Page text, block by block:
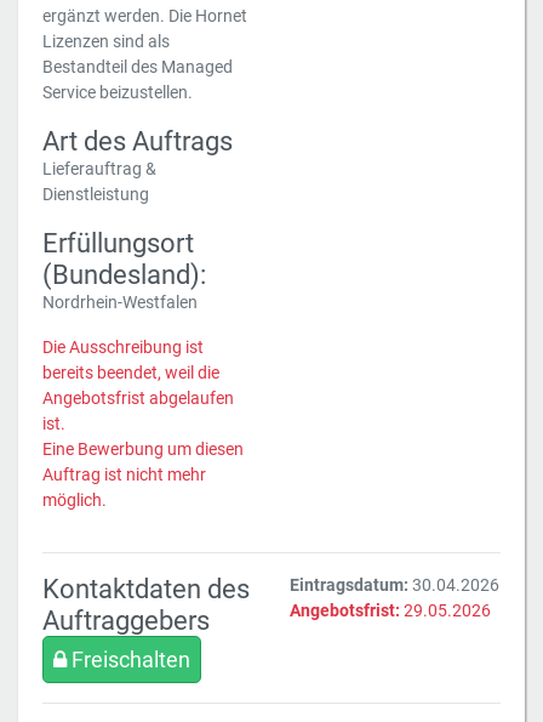
ergänzt werden. Die Hornet
Lizenzen sind als
Bestandteil des Managed
Service beizustellen.
Art des Auftrags
Lieferauftrag &
Dienstleistung
Erfüllungsort
(Bundesland):
Nordrhein-Westfalen
Die Ausschreibung ist
bereits beendet, weil die
Angebotsfrist abgelaufen
ist.
Eine Bewerbung um diesen
Auftrag ist nicht mehr
möglich.
Kontaktdaten des
Auftraggebers
Freischalten
Eintragsdatum: 30.04.2026
Angebotsfrist: 29.05.2026